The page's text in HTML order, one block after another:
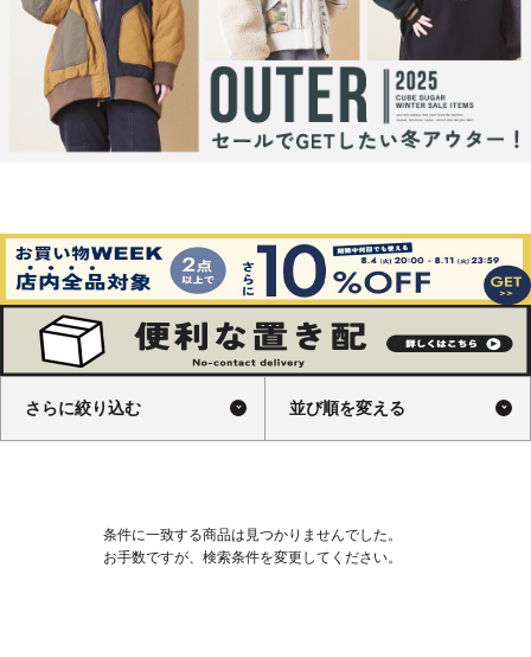
さらに絞り込む 並び順を変える
条件に一致する商品は見つかりませんでした。
お手数ですが、検索条件を変更してください。